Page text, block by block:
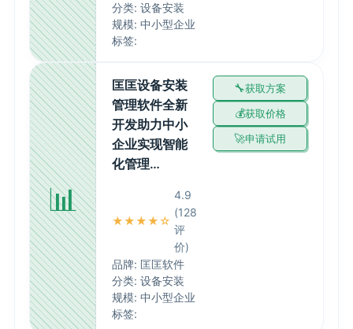
分类: 设备安装
规模: 中小型企业
标签:
📊
匡匡设备安装
管理软件全新
开发助力中小
企业实现智能
化管理…
★★★★☆
4.9
(128
评
价)
品牌: 匡匡软件
分类: 设备安装
规模: 中小型企业
标签:
获取方案
获取价格
申请试用